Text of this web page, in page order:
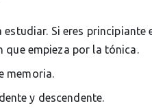
Si eres principiante
que empieza por la tónica.
memoria.
y descendente.